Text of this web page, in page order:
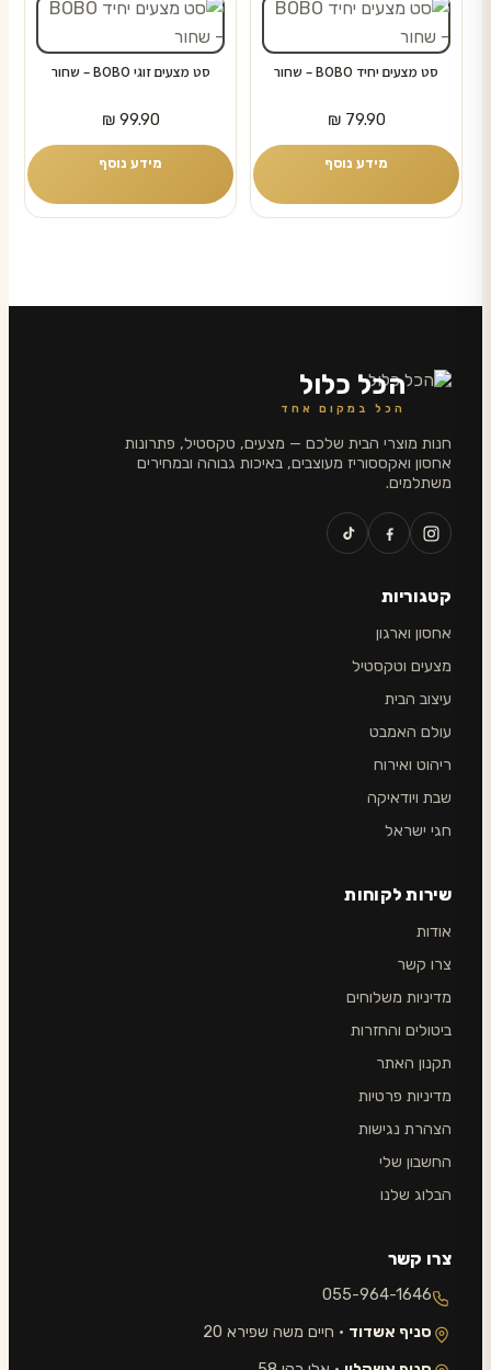
סט מצעים יחיד BOBO – שחור
₪79.90
מידע נוסף
סט מצעים זוגי BOBO – שחור
₪99.90
מידע נוסף
הכל כלול
הכל במקום אחד
חנות מוצרי הבית שלכם — מצעים, טקסטיל, פתרונות
אחסון ואקססוריז מעוצבים, באיכות גבוהה ובמחירים
משתלמים.
קטגוריות
אחסון וארגון
מצעים וטקסטיל
עיצוב הבית
עולם האמבט
ריהוט ואירוח
שבת ויודאיקה
חגי ישראל
שירות לקוחות
אודות
צרו קשר
מדיניות משלוחים
ביטולים והחזרות
תקנון האתר
מדיניות פרטיות
הצהרת נגישות
החשבון שלי
הבלוג שלנו
צרו קשר
055-964-1646
סניף אשדוד · חיים משה שפירא 20